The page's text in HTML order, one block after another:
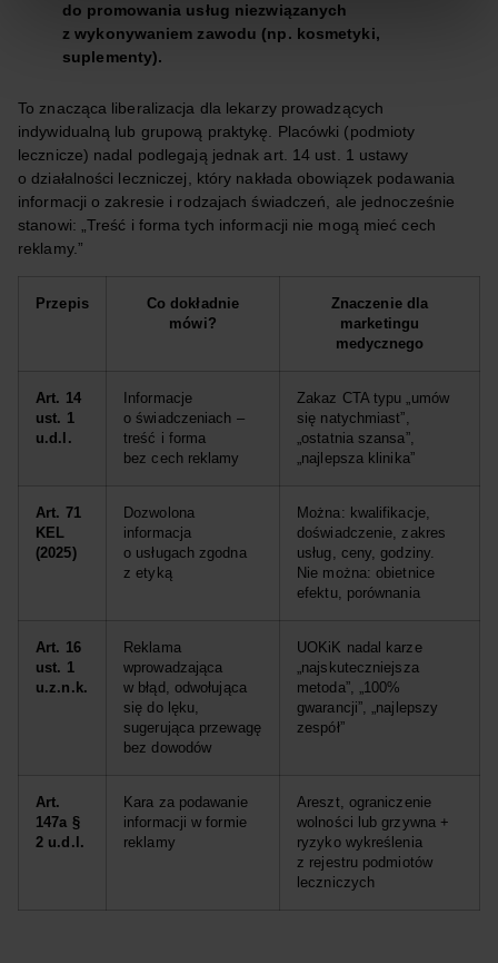
do promowania usług niezwiązanych
z wykonywaniem zawodu (np. kosmetyki,
suplementy).
To znacząca liberalizacja dla lekarzy prowadzących
indywidualną lub grupową praktykę. Placówki (podmioty
lecznicze) nadal podlegają jednak art. 14 ust. 1 ustawy
o działalności leczniczej, który nakłada obowiązek podawania
informacji o zakresie i rodzajach świadczeń, ale jednocześnie
stanowi: „Treść i forma tych informacji nie mogą mieć cech
reklamy.”
Przepis
Co dokładnie
mówi?
Znaczenie dla
marketingu
medycznego
Art. 14
ust. 1
u.d.l.
Informacje
o świadczeniach –
treść i forma
bez cech reklamy
Zakaz CTA typu „umów
się natychmiast”,
„ostatnia szansa”,
„najlepsza klinika”
Art. 71
KEL
(2025)
Dozwolona
informacja
o usługach zgodna
z etyką
Można: kwalifikacje,
doświadczenie, zakres
usług, ceny, godziny.
Nie można: obietnice
efektu, porównania
Art. 16
ust. 1
u.z.n.k.
Reklama
wprowadzająca
w błąd, odwołująca
się do lęku,
sugerująca przewagę
bez dowodów
UOKiK nadal karze
„najskuteczniejsza
metoda”, „100%
gwarancji”, „najlepszy
zespół”
Art.
147a §
2 u.d.l.
Kara za podawanie
informacji w formie
reklamy
Areszt, ograniczenie
wolności lub grzywna +
ryzyko wykreślenia
z rejestru podmiotów
leczniczych